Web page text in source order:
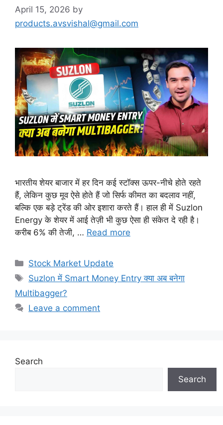
April 15, 2026 by
products.avsvishal@gmail.com
भारतीय शेयर बाजार में हर दिन कई स्टॉक्स ऊपर-नीचे होते रहते
हैं, लेकिन कुछ मूव ऐसे होते हैं जो सिर्फ कीमत का बदलाव नहीं,
बल्कि एक बड़े ट्रेंड की ओर इशारा करते हैं। हाल ही में Suzlon
Energy के शेयर में आई तेज़ी भी कुछ ऐसा ही संकेत दे रही है।
करीब 6% की तेजी, … Read more
Categories
Stock Market Update
Tags
Suzlon में Smart Money Entry क्या अब बनेगा
Multibagger?
Leave a comment
Search
Search